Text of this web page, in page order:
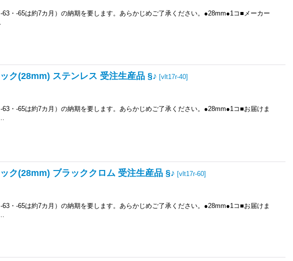
・-65は約7カ月）の納期を要します。あらかじめご了承ください。●28mm●1コ■メーカー
ク(28mm) ステンレス 受注生産品 §♪ [vlt17r-40]
・-65は約7カ月）の納期を要します。あらかじめご了承ください。●28mm●1コ■お届けま
ク(28mm) ブラッククロム 受注生産品 §♪ [vlt17r-60]
・-65は約7カ月）の納期を要します。あらかじめご了承ください。●28mm●1コ■お届けま